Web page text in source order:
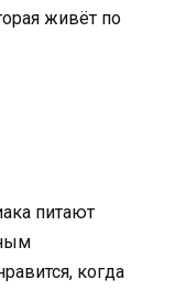
живёт по
питают
когда